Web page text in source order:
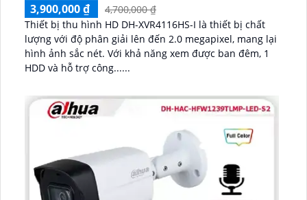
3,900,000 ₫
4,700,000 ₫
Thiết bị thu hình HD DH-XVR4116HS-I là thiết bị chất
lượng với độ phân giải lên đến 2.0 megapixel, mang lại
hình ảnh sắc nét. Với khả năng xem được ban đêm, 1
HDD và hỗ trợ công......